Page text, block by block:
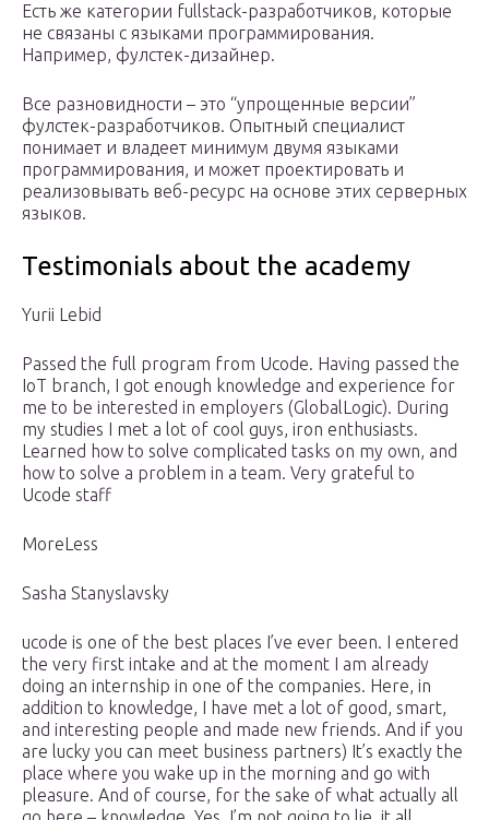
Есть же категории fullstack-разработчиков, которые
не связаны с языками программирования.
Например, фулстек-дизайнер.
Все разновидности – это “упрощенные версии”
фулстек-разработчиков. Опытный специалист
понимает и владеет минимум двумя языками
программирования, и может проектировать и
реализовывать веб-ресурс на основе этих серверных
языков.
Testimonials about the academy
Yurii Lebid
Passed the full program from Ucode. Having passed the
IoT branch, I got enough knowledge and experience for
me to be interested in employers (GlobalLogic). During
my studies I met a lot of cool guys, iron enthusiasts.
Learned how to solve complicated tasks on my own, and
how to solve a problem in a team. Very grateful to
Ucode staff
MoreLess
Sasha Stanyslavsky
ucode is one of the best places I’ve ever been. I entered
the very first intake and at the moment I am already
doing an internship in one of the companies. Here, in
addition to knowledge, I have met a lot of good, smart,
and interesting people and made new friends. And if you
are lucky you can meet business partners) It’s exactly the
place where you wake up in the morning and go with
pleasure. And of course, for the sake of what actually all